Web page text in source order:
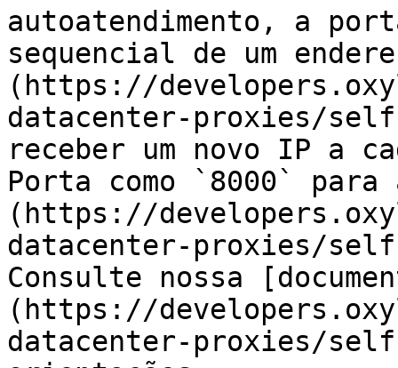
autoatendimento, a
sequencial de um
(https://
datacenter-proxies/
receber um novo IP a
Porta como `8000`
(https://
datacenter-proxies/
Consulte nossa
(https://
datacenter-proxies/